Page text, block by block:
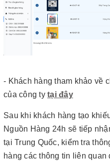
- Khách hàng tham khảo về
của công ty tại đây
Sau khi khách hàng tạo
Nguồn Hàng 24h sẽ tiếp
tại Trung Quốc, kiểm tra
hàng các thông tin liên